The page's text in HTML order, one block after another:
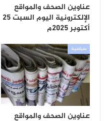
عناوين الصحف والمواقع
الإلكترونية اليوم السبت 25
أكتوبر 2025م
سياسية
عناوين الصحف والمواقع